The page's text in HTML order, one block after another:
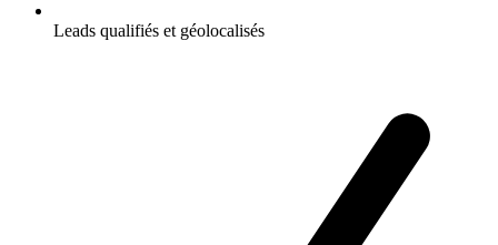
Leads qualifiés et géolocalisés